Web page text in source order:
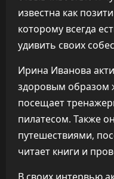
известна как
которому всегда
удивить своих
Ирина Иванова
здоровым образом
посещает
пилатесом. Также
путешествиями,
читает книги и